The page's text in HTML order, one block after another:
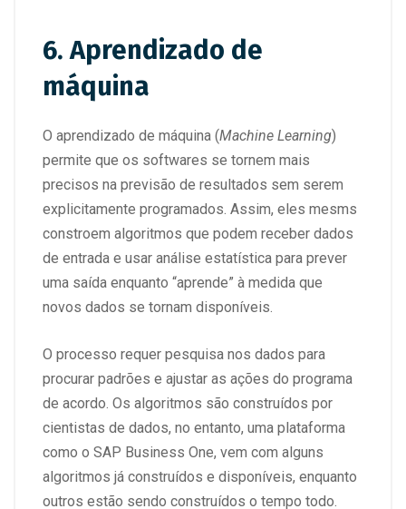
6. Aprendizado de
máquina
O aprendizado de máquina (Machine Learning)
permite que os softwares se tornem mais
precisos na previsão de resultados sem serem
explicitamente programados. Assim, eles mesms
constroem algoritmos que podem receber dados
de entrada e usar análise estatística para prever
uma saída enquanto “aprende” à medida que
novos dados se tornam disponíveis.
O processo requer pesquisa nos dados para
procurar padrões e ajustar as ações do programa
de acordo. Os algoritmos são construídos por
cientistas de dados, no entanto, uma plataforma
como o SAP Business One, vem com alguns
algoritmos já construídos e disponíveis, enquanto
outros estão sendo construídos o tempo todo.